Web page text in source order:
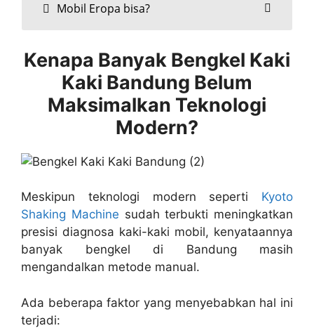
Mobil Eropa bisa?
Kenapa Banyak Bengkel Kaki
Kaki Bandung Belum
Maksimalkan Teknologi
Modern?
Meskipun teknologi modern seperti Kyoto
Shaking Machine sudah terbukti meningkatkan
presisi diagnosa kaki-kaki mobil, kenyataannya
banyak bengkel di Bandung masih
mengandalkan metode manual.
Ada beberapa faktor yang menyebabkan hal ini
terjadi: